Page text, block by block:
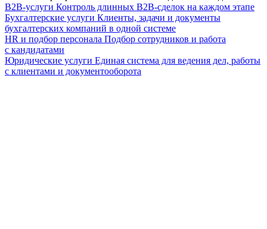
B2B-услуги Контроль длинных B2B-сделок на каждом этапе
Бухгалтерские услуги Клиенты, задачи и документы
бухгалтерских компаний в одной системе
HR и подбор персонала Подбор сотрудников и работа
с кандидатами
Юридические услуги Единая система для ведения дел, работы
с клиентами и документооборота